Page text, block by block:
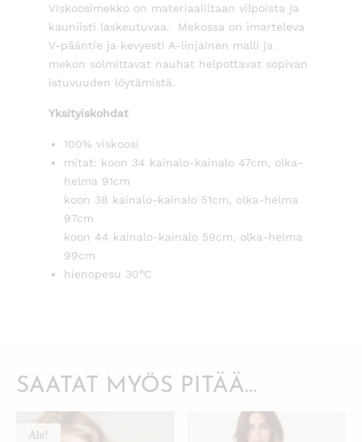
Viskoosimekko on materiaaliltaan vilpoista ja
kauniisti laskeutuvaa. Mekossa on imarteleva
V-pääntie ja kevyesti A-linjainen malli ja
mekon solmittavat nauhat helpottavat sopivan
istuvuuden löytämistä.
Yksityiskohdat
100% viskoosi
mitat: koon 34 kainalo-kainalo 47cm, olka-
helma 91cm
koon 38 kainalo-kainalo 51cm, olka-helma
97cm
koon 44 kainalo-kainalo 59cm, olka-helma
99cm
hienopesu 30°C
SAATAT MYÖS PITÄÄ...
Ale! KATSO PIKANÄKYMÄ KATSO PIKANÄKYMÄ